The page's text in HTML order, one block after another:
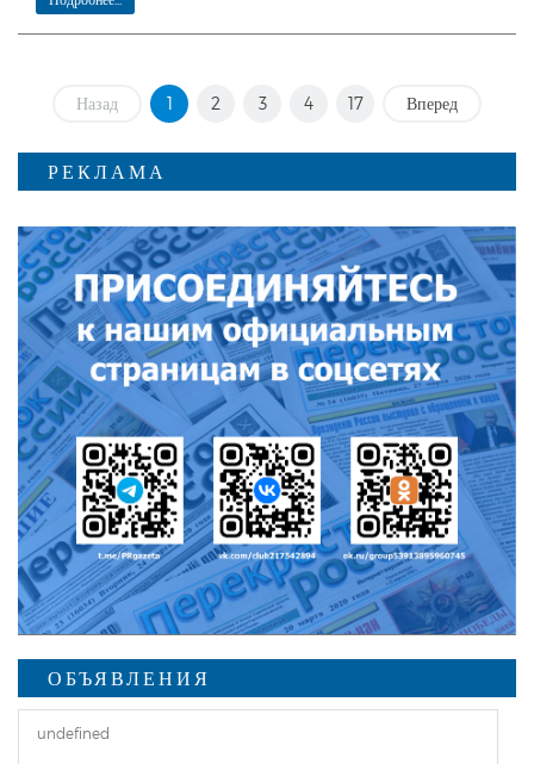
Назад 1 2 3 4 17 Вперед
РЕКЛАМА
ОБЪЯВЛЕНИЯ
undefined